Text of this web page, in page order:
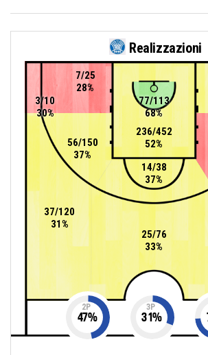
Realizzazioni
14/38
37%
56/150
37%
7/25
28%
236/452
52%
77/113
68%
25/76
33%
37/120
31%
3/10
30%
2P
47%
3P
31%